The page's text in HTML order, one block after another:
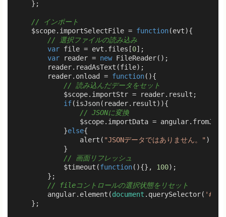
    };
// インポート
    $scope.importSelectFile =
function(evt){
// 選択ファイルの読み込み
var file = evt.files[0];
var reader = new FileReader();
        reader.readAsText(file);
        reader.onload =
function( ){
// 読み込んだデータをセット
            $scope.importStr = reader.result;
if(isJson(reader.result)){
// JSONに変換
$scope.importData =
            }
else{
                alert(
"JSONデータではありません。" );
            }
// 画面リフレッシュ
            $timeout(
function( ){}, 100);
        };
// fileコントロールの選択状態をリセット
        angular.element(
document .querySelector(
    };